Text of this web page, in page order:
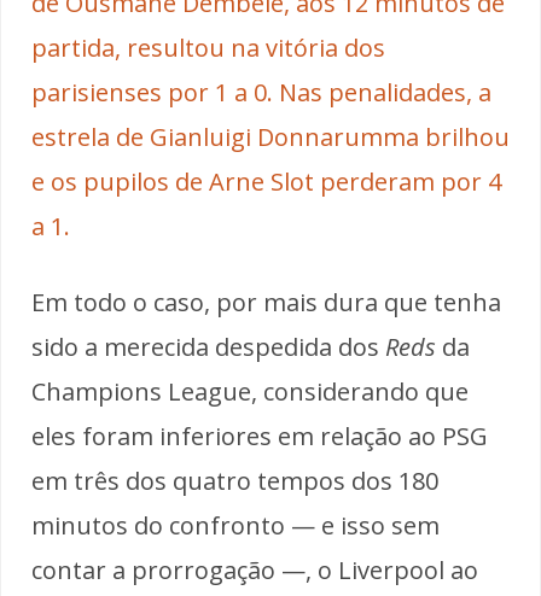
partida, resultou na vitória dos
parisienses por 1 a 0. Nas penalidades, a
estrela de Gianluigi Donnarumma brilhou
e os pupilos de Arne Slot perderam por 4
a 1.
Em todo o caso, por mais dura que tenha
sido a merecida despedida dos Reds da
Champions League, considerando que
eles foram inferiores em relação ao PSG
em três dos quatro tempos dos 180
minutos do confronto — e isso sem
contar a prorrogação —, o Liverpool ao